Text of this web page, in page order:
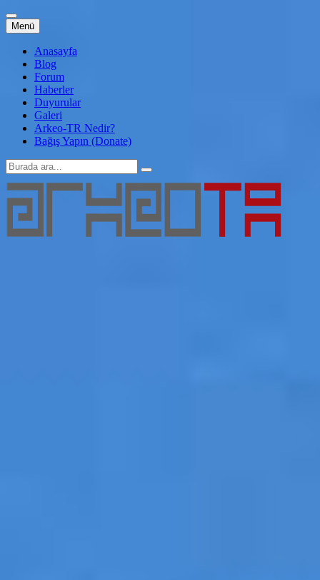
Menü İçeriğe
atla
Anasayfa
Blog
Forum
Haberler
Duyurular
Galeri
Arkeo-TR Nedir?
Bağış Yapın (Donate)
Arama: